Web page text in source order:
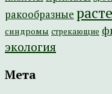
ракообразные
синдромы стрекающие
экология
Мета